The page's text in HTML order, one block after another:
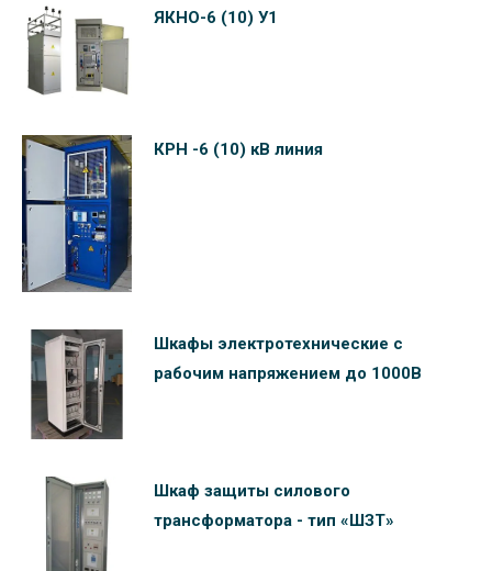
ЯКНО-6 (10) У1
КРН -6 (10) кВ линия
Шкафы электротехнические c
рабочим напряжением до 1000В
Шкаф защиты силового
трансформатора - тип «ШЗТ»